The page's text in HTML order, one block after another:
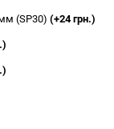
(SP30) (+24 грн.)